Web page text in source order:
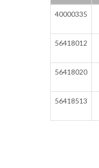
40000335
56418012
56418020
56418513